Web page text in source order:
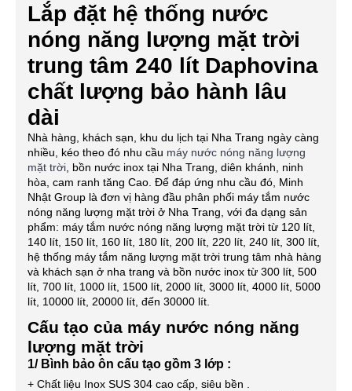
Lắp đặt hệ thống nước
nóng năng lượng mặt trời
trung tâm 240 lít Daphovina
chất lượng bảo hành lâu
dài
Nhà hàng, khách sạn, khu du lịch tại Nha Trang ngày càng
nhiều, kéo theo đó nhu cầu máy nước nóng năng lượng
mặt trời , bồn nước inox tại Nha Trang, diên khánh, ninh
hòa, cam ranh tăng Cao. Để đáp ứng nhu cầu đó, Minh
Nhật Group là đơn vị hàng đầu phân phối máy tắm nước
nóng năng lượng mặt trời ở Nha Trang, với đa dạng sản
phẩm: máy tắm nước nóng năng lượng mặt trời từ 120 lít,
140 lít, 150 lít, 160 lít, 180 lít, 200 lít, 220 lít, 240 lít, 300 lít,
hệ thống máy tắm năng lượng mặt trời trung tâm nhà hàng
và khách sạn ở nha trang và bồn nước inox từ 300 lít, 500
lít, 700 lít, 1000 lít, 1500 lít, 2000 lít, 3000 lít, 4000 lít, 5000
lít, 10000 lít, 20000 lít, đến 30000 lít.
Cấu tạo của máy nước nóng năng
lượng mặt trời
1/ Bình bảo ôn cấu tạo gồm 3 lớp :
+ Chất liệu Inox SUS 304 cao cấp, siêu bền .